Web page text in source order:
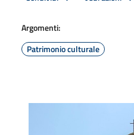
Argomenti:
Patrimonio culturale